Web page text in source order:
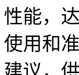
性能，
使用和
建议，